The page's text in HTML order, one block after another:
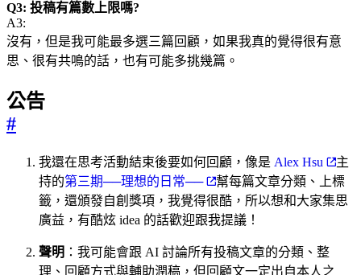
Q3: 投稿有篇數上限嗎?
A3:
沒有，但是我可能最多選三篇回顧，如果我真的覺得很有意
思、很有共鳴的話，也有可能多挑幾篇。
公告
#
我還在思考活動結束後要如何回顧，像是 Alex Hsu
主
持的第三期──理想的日常──
幫每篇文章分類、上標
籤，還頒發自創獎項，我覺得很酷，所以想和大家集思
廣益，有酷炫 idea 的話歡迎跟我提議！
聲明 ：我可能會跟 AI 討論所有投稿文章的分類、整
理、回顧方式與輔助潤稿，但回顧文一定出自本人之